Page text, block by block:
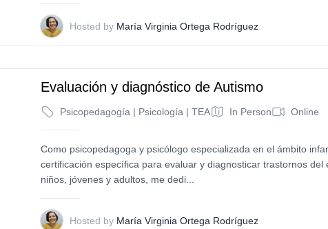
M Hosted by María Virginia Ortega Rodríguez
Evaluación y diagnóstico de Autismo
Psicopedagogía | Psicología | TEA In Person Online
Como psicopedagoga y psicólogo especializada en el ámbito
certificación específica para evaluar y diagnosticar trastornos del
niños, jóvenes y adultos, me dedi...
M Hosted by María Virginia Ortega Rodríguez